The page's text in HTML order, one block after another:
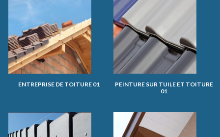
ENTREPRISE DE TOITURE 01
PEINTURE SUR TUILE ET TOITURE
01